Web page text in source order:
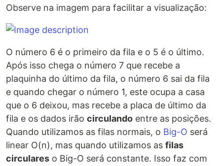
Observe na imagem para facilitar a visualização:
O número 6 é o primeiro da fila e o 5 é o último.
Após isso chega o número 7 que recebe a
plaquinha do último da fila, o número 6 sai da fila
e quando chegar o número 1, este ocupa a casa
que o 6 deixou, mas recebe a placa de último da
fila e os dados irão circulando entre as posições.
Quando utilizamos as filas normais, o Big-O será
linear O(n), mas quando utilizamos as filas
circulares o Big-O será constante. Isso faz com